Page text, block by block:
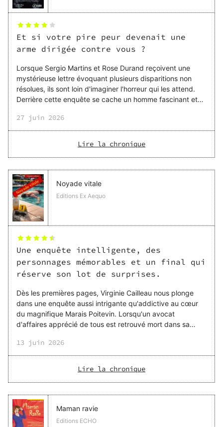
Et si votre pire peur devenait une
arme dirigée contre vous ?
Lorsque Sergio Martins et Rose Durand reçoivent une
mystérieuse lettre évoquant plusieurs disparitions non
résolues, ils sont loin d'imaginer l'horreur qui les attend.
Derrière cette enquête se cache un homme fascinant et
peut être étudiée, contrôlée... voire guérie. J'ai
particulièrement apprécié l'originalité du thème. Les
phobies ne sont pas ici un simple élément du décor : elles
arachnophobie, thanatophobie... chaque peur est ex
27 juin 2026
Lire la chronique
Noyade vitale
Editions Ex Aequo
Une enquête intelligente, des
personnages mémorables et un final qui
réserve son lot de surprises.
Dès les premières pages, Virginie Cailleau nous plonge
dans une enquête aussi intrigante qu'addictive au cœur
du magnifique Marais Poitevin. Lorsqu'un avocat
d'affaires apprécié de tous est retrouvé mort dans sa
sophistiqué, les apparences désignent rapidement une
coupable idéale. Mais plus l'enquête avance, plus les
certitudes vacillent... J'ai particulièrement apprécié la
zones d'ombre. Le major Callemin et son équipe forment
un g
13 juin 2026
Lire la chronique
Maman ravie
Editions ECHO